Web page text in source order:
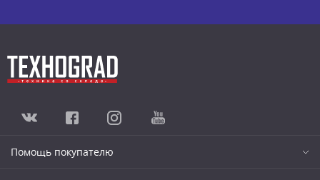
Помощь покупателю